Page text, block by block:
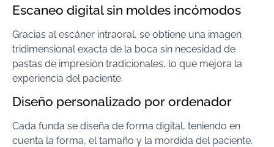
Escaneo digital sin moldes incómodos
Gracias al escáner intraoral, se obtiene una imagen
tridimensional exacta de la boca sin necesidad de
pastas de impresión tradicionales, lo que mejora la
experiencia del paciente.
Diseño personalizado por ordenador
Cada funda se diseña de forma digital, teniendo en
cuenta la forma, el tamaño y la mordida del paciente.